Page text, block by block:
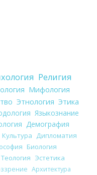
Религия
Мифология
Этнология Этика
Языкознание
Демография
Культура
Дипломатия
Биология
Теология Эстетика
Архитектура